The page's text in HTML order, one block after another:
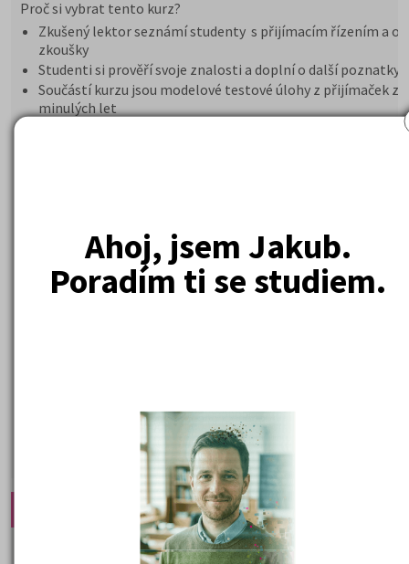
Ahoj, jsem Jakub.
Poradím ti se studiem.
Proč si vybrat tento kurz?
Zkušený lektor seznámí studenty s přijímacím řízením a
zkoušky
Studenti si prověří svoje znalosti a doplní o další poznatky
Součástí kurzu jsou modelové testové úlohy z přijímaček z
minulých let
5 590 Kč
PŘIHLÁSIT SE
Doporučené články:
Státní maturita 2026